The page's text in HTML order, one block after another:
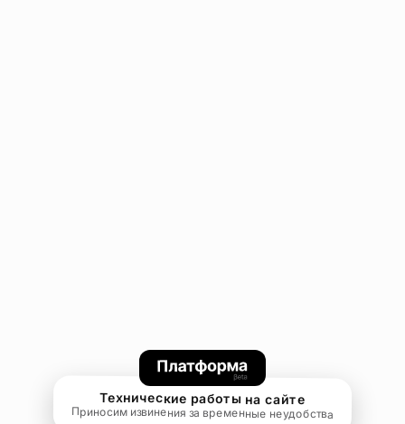
Технические работы на сайте
Приносим извинения за временные неудобства